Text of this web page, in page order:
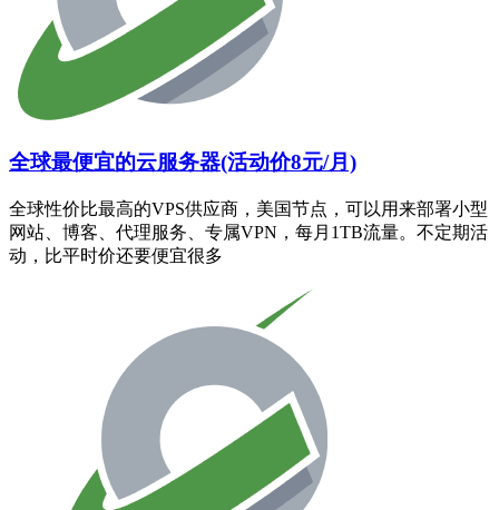
全球最便宜的云服务器(活动价8元/月)
全球性价比最高的VPS供应商，美国节点，可以用来部署小型
网站、博客、代理服务、专属VPN，每月1TB流量。不定期活
动，比平时价还要便宜很多